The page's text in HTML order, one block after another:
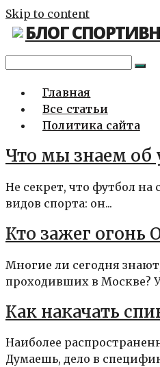
Skip to content
БЛОГ
Главная
Все статьи
Политика сайта
Что мы знаем об
Не секрет, что футбол
видов спорта: он...
Кто зажег огонь
Многие ли сегодня
проходивших в Москве?
Как накачать
Наиболее
Думаешь, дело в